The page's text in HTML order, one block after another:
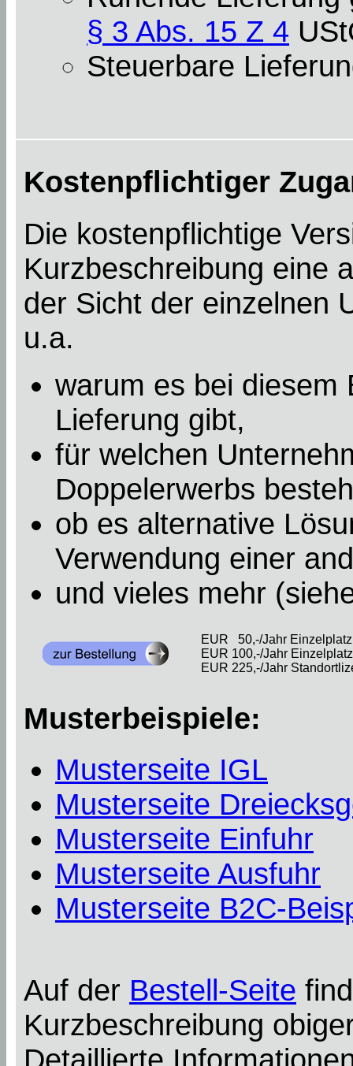
§ 3 Abs. 15 Z 4
Steuerbare
Kostenpflichtiger
Die kostenpflichtige
Kurzbeschreibung eine
der Sicht der einzelnen
u.a.
warum es bei diesem
Lieferung gibt,
für welchen
Doppelerwerbs
ob es alternative
Verwendung einer
und vieles mehr
EUR 50,-/Jahr
EUR 100,-/Jahr
EUR 225,-/Jahr
Musterbeispiele:
Musterseite IGL
Musterseite
Musterseite Einfuhr
Musterseite Ausfuhr
Musterseite B2C-
Auf der Bestell-Seite
Kurzbeschreibung